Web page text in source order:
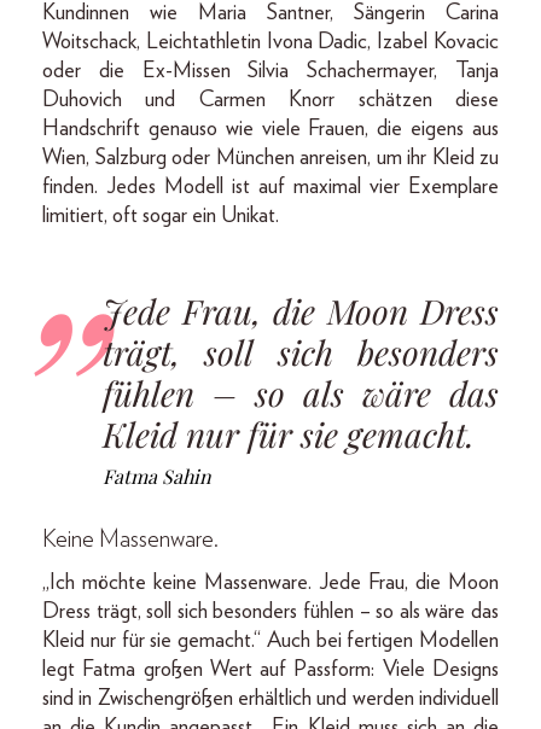
Kundinnen wie Maria Santner, Sängerin Carina
Woitschack, Leichtathletin Ivona Dadic, Izabel Kovacic
oder die Ex-Missen Silvia Schachermayer, Tanja
Duhovich und Carmen Knorr schätzen diese
Handschrift genauso wie viele Frauen, die eigens aus
Wien, Salzburg oder München anreisen, um ihr Kleid zu
finden. Jedes Modell ist auf maximal vier Exemplare
limitiert, oft sogar ein Unikat.
Jede Frau, die Moon Dress
trägt, soll sich besonders
fühlen – so als wäre das
Kleid nur für sie gemacht.
Fatma Sahin
Keine Massenware.
„Ich möchte keine Massenware. Jede Frau, die Moon
Dress trägt, soll sich besonders fühlen – so als wäre das
Kleid nur für sie gemacht.“ Auch bei fertigen Modellen
legt Fatma großen Wert auf Passform: Viele Designs
sind in Zwischengrößen erhältlich und werden individuell